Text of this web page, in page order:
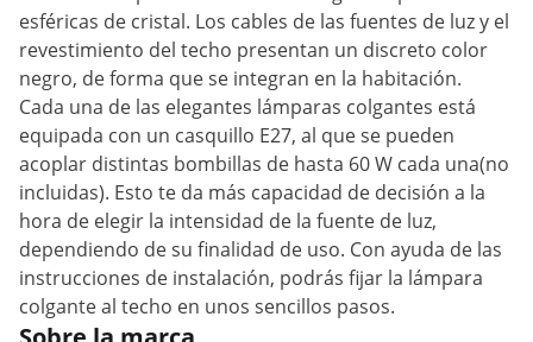
esféricas de cristal. Los cables de las fuentes de luz y el
revestimiento del techo presentan un discreto color
negro, de forma que se integran en la habitación.
Cada una de las elegantes lámparas colgantes está
equipada con un casquillo E27, al que se pueden
acoplar distintas bombillas de hasta 60 W cada una(no
incluidas). Esto te da más capacidad de decisión a la
hora de elegir la intensidad de la fuente de luz,
dependiendo de su finalidad de uso. Con ayuda de las
instrucciones de instalación, podrás fijar la lámpara
colgante al techo en unos sencillos pasos.